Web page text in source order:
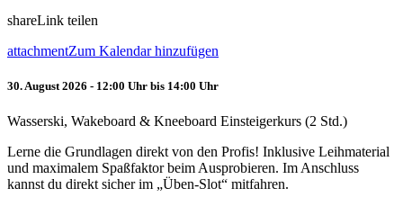
shareLink teilen
attachmentZum Kalendar hinzufügen
30. August 2026 - 12:00 Uhr bis 14:00 Uhr
Wasserski, Wakeboard & Kneeboard Einsteigerkurs (2 Std.)
Lerne die Grundlagen direkt von den Profis! Inklusive Leihmaterial
und maximalem Spaßfaktor beim Ausprobieren. Im Anschluss
kannst du direkt sicher im „Üben-Slot“ mitfahren.